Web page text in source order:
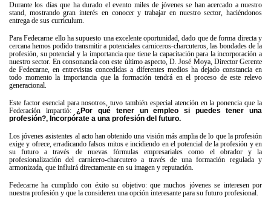
Durante los días que ha durado el evento miles de jóvenes se han acercado a nuestro
stand, mostrando gran interés en conocer y trabajar en nuestro sector, haciéndonos
entrega de sus currículum.
Para Fedecarne ello ha supuesto una excelente oportunidad, dado que de forma directa y
cercana hemos podido transmitir a potenciales carniceros-charcuteros, las bondades de la
profesión, su potencial y la importancia que tiene la capacitación para la incorporación a
nuestro sector. En consonancia con este último aspecto, D. José Moya, Director Gerente
de Fedecarne, en entrevistas concedidas a diferentes medios ha dejado constancia en
todo momento la importancia que la formación tendrá en el proceso de este relevo
generacional.
Este factor esencial para nosotros, tuvo también especial atención en la ponencia que la
Federación impartió:¿Por qué tener un empleo si puedes tener una
profesión?, Incorpórate a una profesión del futuro.
Los jóvenes asistentes al acto han obtenido una visión más amplia de lo que la profesión
exige y ofrece, erradicando falsos mitos e incidiendo en el potencial de la profesión y en
su futuro a través de nuevas fórmulas empresariales como el obrador y la
profesionalización del carnicero-charcutero a través de una formación regulada y
armonizada, que influirá directamente en su imagen y reputación.
Fedecarne ha cumplido con éxito su objetivo: que muchos jóvenes se interesen por
nuestra profesión y que la consideren una opción interesante para su futuro profesional.